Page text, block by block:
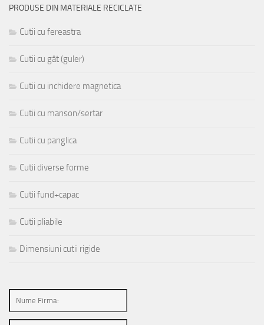
PRODUSE DIN MATERIALE RECICLATE
Cutii cu fereastra
Cutii cu gât (guler)
Cutii cu inchidere magnetica
Cutii cu manson/sertar
Cutii cu panglica
Cutii diverse forme
Cutii fund+capac
Cutii pliabile
Dimensiuni cutii rigide